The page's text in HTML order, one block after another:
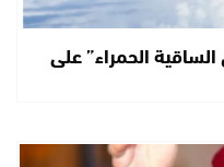
الحمراء” على